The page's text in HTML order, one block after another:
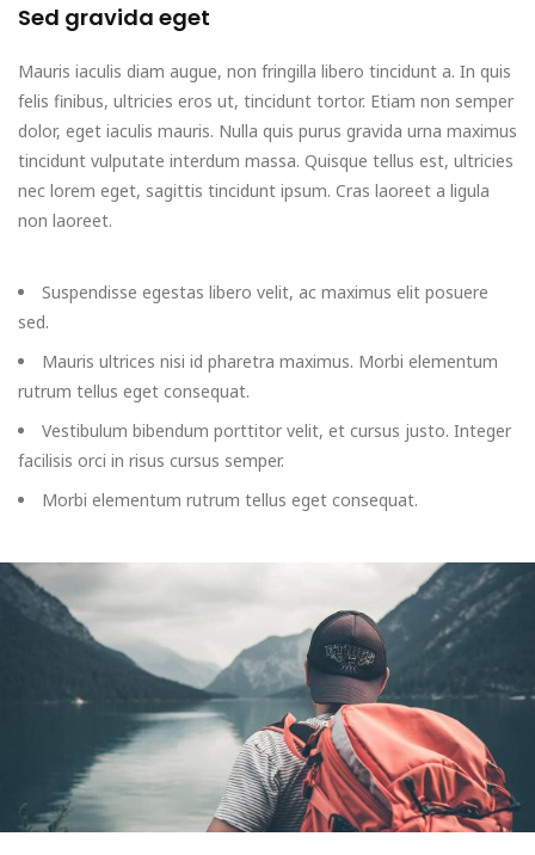
Sed gravida eget
Mauris iaculis diam augue, non fringilla libero tincidunt a. In quis
felis finibus, ultricies eros ut, tincidunt tortor. Etiam non semper
dolor, eget iaculis mauris. Nulla quis purus gravida urna maximus
tincidunt vulputate interdum massa. Quisque tellus est, ultricies
nec lorem eget, sagittis tincidunt ipsum. Cras laoreet a ligula
non laoreet.
Suspendisse egestas libero velit, ac maximus elit posuere
sed.
Mauris ultrices nisi id pharetra maximus. Morbi elementum
rutrum tellus eget consequat.
Vestibulum bibendum porttitor velit, et cursus justo. Integer
facilisis orci in risus cursus semper.
Morbi elementum rutrum tellus eget consequat.